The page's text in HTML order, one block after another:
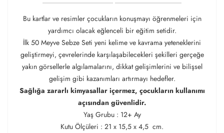
Bu kartlar ve resimler çocukların konuşmayı öğrenmeleri için
yardımcı olacak eğlenceli bir eğitim setidir.
İlk 50 Meyve Sebze Seti yeni kelime ve kavrama yeteneklerini
geliştirmeyi, çevrelerinde karşılaşabilecekleri şekilleri gerçeğe
yakın görsellerle algılamalarını, dikkat gelişimlerini ve bilişsel
gelişim gibi kazanımları artırmayı hedefler.
Sağlığa zararlı kimyasallar içermez, çocukların kullanımı
açısından güvenlidir.
Yaş Grubu : 12+ Ay
Kutu Ölçüleri : 21 x 15,5 x 4,5 cm.